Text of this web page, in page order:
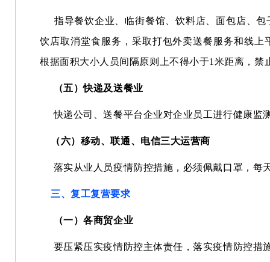
指导餐饮企业、临街餐馆、饮料店、面包店、包
饮店取消堂食服务，采取打包外卖送餐服务和线
根据面积大小人员间隔原则上不得小于1米距离，禁
（五）快递及送餐业
快递公司、送餐平台企业对企业员工进行健康监
（六）移动、联通、电信三大运营商
落实从业人员疫情防控措施，必须佩戴口罩，每
三、复工复营要求
（一）各商贸企业
要压紧压实疫情防控主体责任，落实疫情防控措